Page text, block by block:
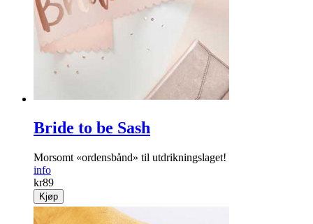
Bride to be Sash
Morsomt «ordensbånd» til utdrikningslaget!
info
kr89
Kjøp